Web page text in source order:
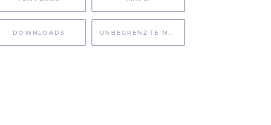
DOWNLOADS UNBEGRENZTE MÖGLICHKEITEN